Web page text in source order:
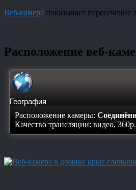
Веб-камера показывает
Расположение веб-
География
Расположение камеры:
Качество трансляции: видео,